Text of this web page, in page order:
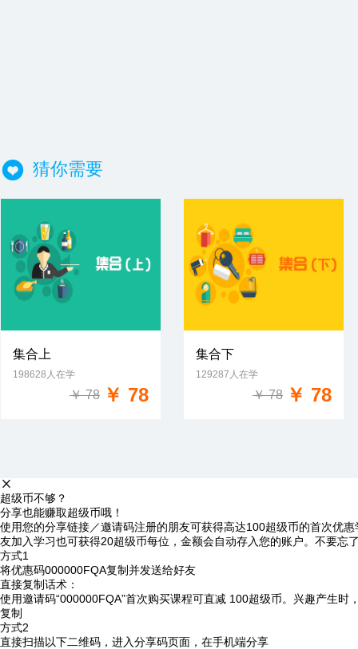
猜你需要
免费试学
集合上
198628人在学
￥ 78 ￥ 78
免费试学
集合下
129287人在学
￥ 78 ￥ 78
超级币不够？
分享也能赚取超级币哦！
使用您的分享链接／邀请码注册的朋友可获得高达100超级币的首次优
友加入学习也可获得20超级币每位，金额会自动存入您的账户。不要忘
方式1
将优惠码000000FQA复制并发送给好友
直接复制话术：
使用邀请码“000000FQA”首次购买课程可直减 100超级币。兴趣产生时
复制
方式2
直接扫描以下二维码，进入分享码页面，在手机端分享